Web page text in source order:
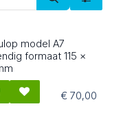
model A7
formaat 115 x
€ 70,00